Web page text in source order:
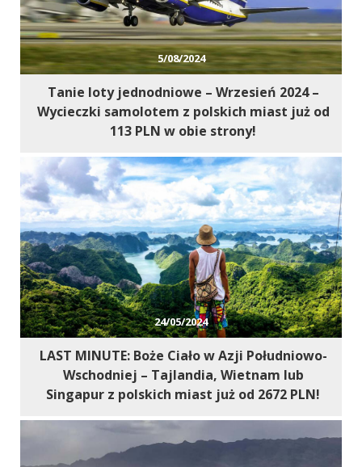
5/08/2024
Tanie loty jednodniowe – Wrzesień 2024 –
Wycieczki samolotem z polskich miast już od
113 PLN w obie strony!
24/05/2024
LAST MINUTE: Boże Ciało w Azji Południowo-
Wschodniej – Tajlandia, Wietnam lub
Singapur z polskich miast już od 2672 PLN!